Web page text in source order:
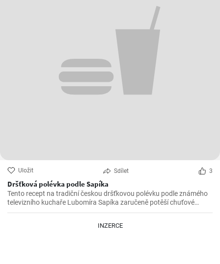
Uložit Sdílet 3
Dršťková polévka podle Sapíka
Tento recept na tradiční českou dršťkovou polévku podle známého
televizního kuchaře Lubomíra Sapíka zaručeně potěší chuťové
pohárky všech milovníků tuzemské kuchyně.
INZERCE